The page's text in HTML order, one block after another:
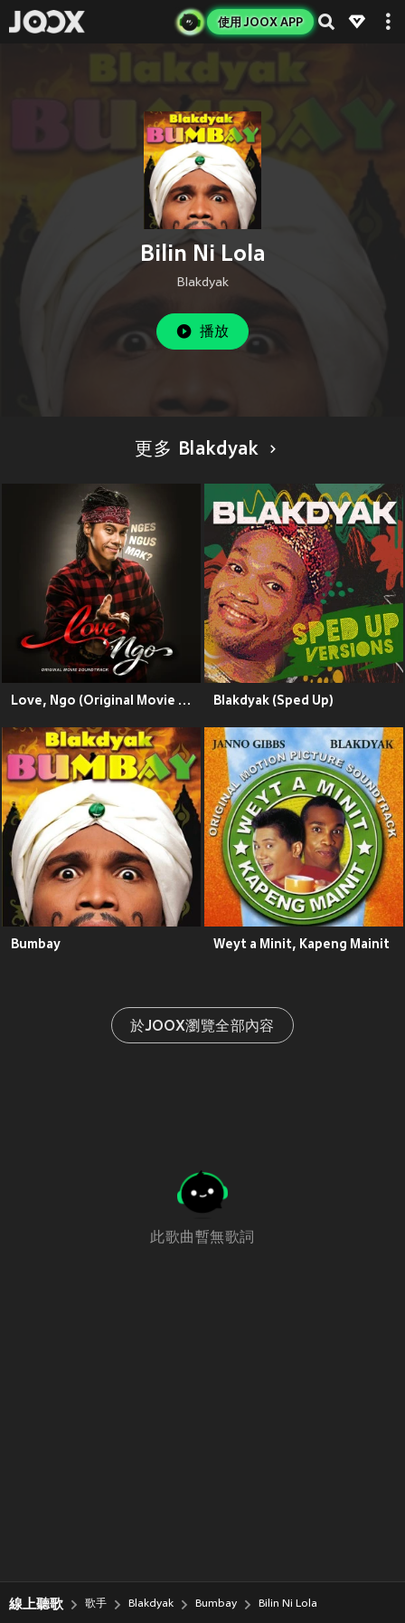
使用 JOOX APP
Bilin Ni Lola
Blakdyak
播放
更多 Blakdyak
Love, Ngo (Original Movie Soundtrack) Blakdyak (Sped Up)
Bumbay Weyt a Minit, Kapeng Mainit
於JOOX瀏覽全部內容
此歌曲暫無歌詞
線上聽歌 歌手 Blakdyak Bumbay Bilin Ni Lola